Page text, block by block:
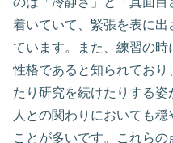
着いていて、緊張を表に
ています。また、練習の
性格であると知られてお
たり研究を続けたりする姿
人との関わりにおいても
ことが多いです。これら